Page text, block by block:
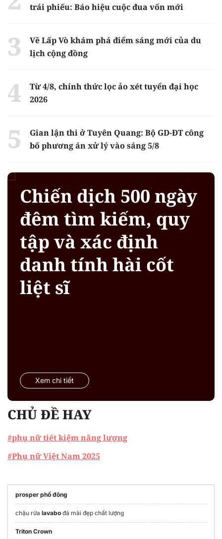
trái phiếu: Báo hiệu cuộc đua vốn mới
Về Lấp Vò khám phá điểm sáng mới của du
lịch cộng đồng
Từ 4/8, chính thức lọc ảo xét tuyển đại học
2026
Gian lận thi ở Tuyên Quang: Bộ GD-ĐT công
bố phương án xử lý vào sáng 5/8
Chiến dịch 500 ngày
đêm tìm kiếm, quy
tập và xác định
danh tính hài cốt
liệt sĩ
Xem chi tiết
CHỦ ĐỀ HAY
#phụ nữ tiết kiệm năng lượng
#Phụ nữ Việt Nam 2025
prosper phố đông
chậu rửa lavabo đá mài đẹp chất lượng
Triton Crown